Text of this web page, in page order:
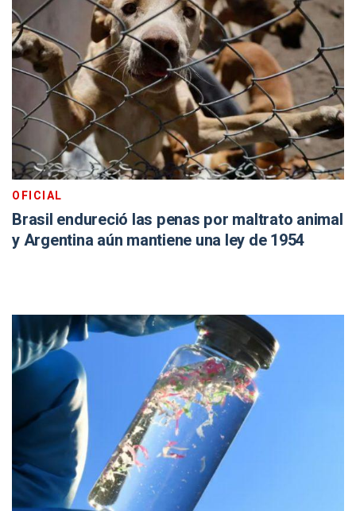
OFICIAL
Brasil endureció las penas por maltrato animal
y Argentina aún mantiene una ley de 1954